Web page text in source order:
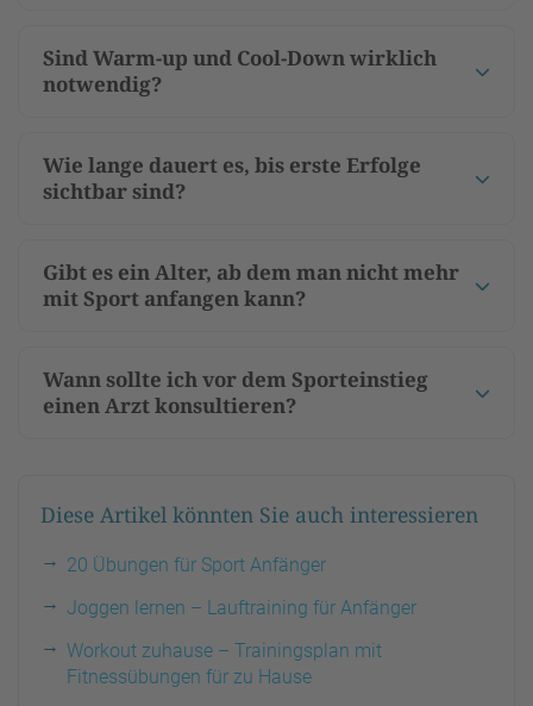
Sind Warm-up und Cool-Down wirklich
notwendig?
Wie lange dauert es, bis erste Erfolge
sichtbar sind?
Gibt es ein Alter, ab dem man nicht mehr
mit Sport anfangen kann?
Wann sollte ich vor dem Sporteinstieg
einen Arzt konsultieren?
Diese Artikel könnten Sie auch interessieren
20 Übungen für Sport Anfänger
Joggen lernen – Lauftraining für Anfänger
Workout zuhause – Trainingsplan mit
Fitnessübungen für zu Hause